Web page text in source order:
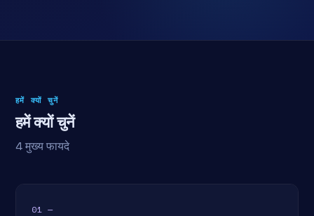
हमें क्यों चुनें
हमें क्यों चुनें
4 मुख्य फायदे
01 —